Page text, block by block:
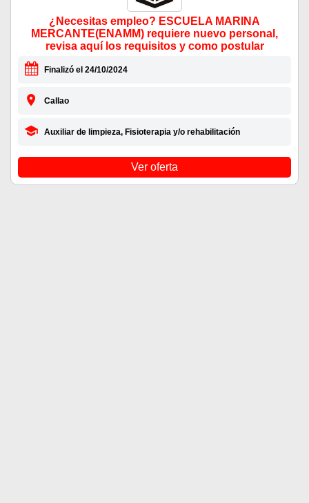
¿Necesitas empleo? ESCUELA MARINA
MERCANTE(ENAMM) requiere nuevo personal,
revisa aquí los requisitos y como postular
Finalizó el 24/10/2024
Callao
Auxiliar de limpieza, Fisioterapia y/o rehabilitación
Ver oferta